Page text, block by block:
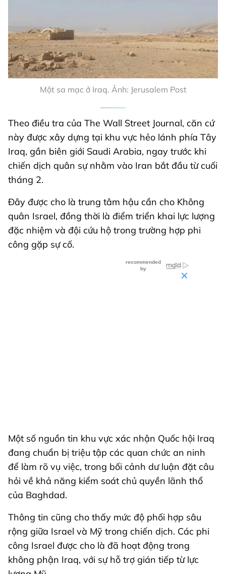
Một sa mạc ở Iraq. Ảnh: Jerusalem Post
Theo điều tra của The Wall Street Journal, căn cứ
này được xây dựng tại khu vực hẻo lánh phía Tây
Iraq, gần biên giới Saudi Arabia, ngay trước khi
chiến dịch quân sự nhằm vào Iran bắt đầu từ cuối
tháng 2.
Đây được cho là trung tâm hậu cần cho Không
quân Israel, đồng thời là điểm triển khai lực lượng
đặc nhiệm và đội cứu hộ trong trường hợp phi
công gặp sự cố.
Một số nguồn tin khu vực xác nhận Quốc hội Iraq
đang chuẩn bị triệu tập các quan chức an ninh
để làm rõ vụ việc, trong bối cảnh dư luận đặt câu
hỏi về khả năng kiểm soát chủ quyền lãnh thổ
của Baghdad.
Thông tin cũng cho thấy mức độ phối hợp sâu
rộng giữa Israel và Mỹ trong chiến dịch. Các phi
công Israel được cho là đã hoạt động trong
không phận Iraq, với sự hỗ trợ gián tiếp từ lực